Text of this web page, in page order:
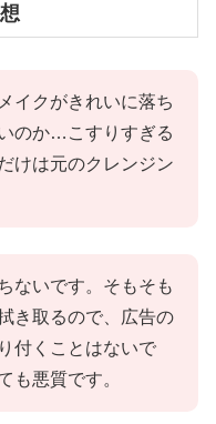
イクがきれいに落ち
のか…こすりすぎる
けは元のクレンジン
ないです。そもそも
き取るので、広告の
付くことはないで
も悪質です。